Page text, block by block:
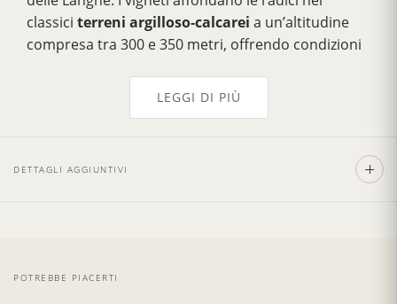
classici terreni argilloso‑calcarei a un’altitudine
compresa tra 300 e 350 metri, offrendo condizioni
consentono alle uve di sviluppare aromi complessi
Nebbioloesprime delicati aromi di rosa appassita,
profondità, finezza ed eccellente potenziale di
LEGGI DI PIÙ
DETTAGLI AGGIUNTIVI
POTREBBE PIACERTI